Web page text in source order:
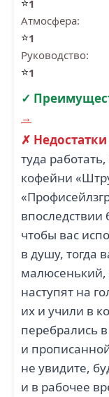
1
Атмосфера:
⭐1
Руководство:
⭐1
✓
→
✗ Недостатки
туда
кофейни
впоследствии
чтобы вас
в душу, тогда
наступят на
их и учили в
перебрались
и
не увидите,
и в рабочее